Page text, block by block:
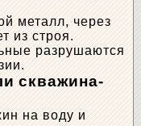
металл, через
из строя.
разрушаются
скважина-
на воду и